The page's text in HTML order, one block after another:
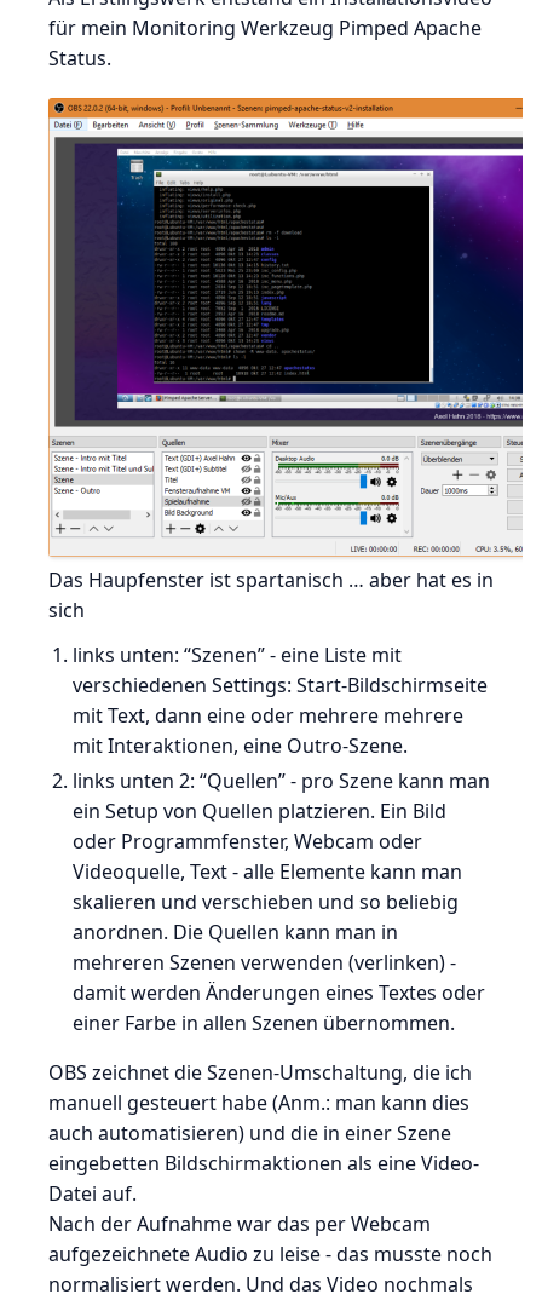
für mein Monitoring Werkzeug Pimped Apache
Status.
Das Haupfenster ist spartanisch … aber hat es in
sich
links unten: “Szenen” - eine Liste mit
verschiedenen Settings: Start-Bildschirmseite
mit Text, dann eine oder mehrere mehrere
mit Interaktionen, eine Outro-Szene.
links unten 2: “Quellen” - pro Szene kann man
ein Setup von Quellen platzieren. Ein Bild
oder Programmfenster, Webcam oder
Videoquelle, Text - alle Elemente kann man
skalieren und verschieben und so beliebig
anordnen. Die Quellen kann man in
mehreren Szenen verwenden (verlinken) -
damit werden Änderungen eines Textes oder
einer Farbe in allen Szenen übernommen.
OBS zeichnet die Szenen-Umschaltung, die ich
manuell gesteuert habe (Anm.: man kann dies
auch automatisieren) und die in einer Szene
eingebetten Bildschirmaktionen als eine Video-
Datei auf.
Nach der Aufnahme war das per Webcam
aufgezeichnete Audio zu leise - das musste noch
normalisiert werden. Und das Video nochmals